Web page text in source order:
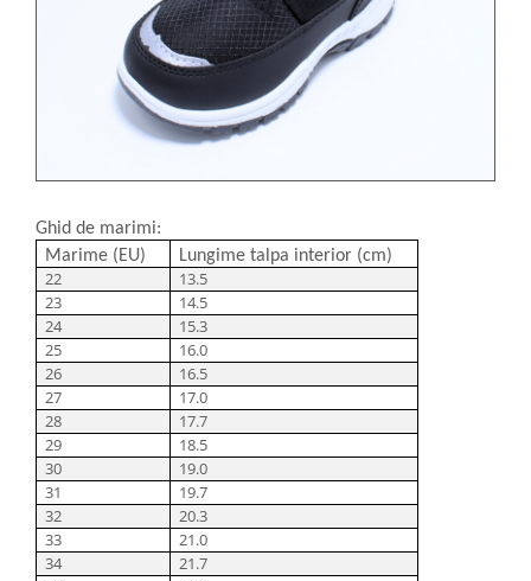
Ghid de marimi:
Marime (EU)
Lungime talpa interior (cm)
22
13.5
23
14.5
24
15.3
25
16.0
26
16.5
27
17.0
28
17.7
29
18.5
30
19.0
31
19.7
32
20.3
33
21.0
34
21.7